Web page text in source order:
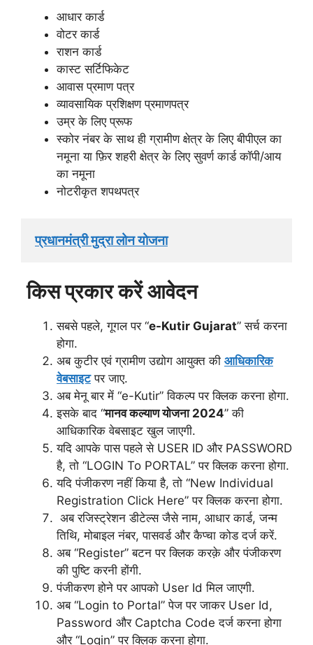
आधार कार्ड
वोटर कार्ड
राशन कार्ड
कास्ट सर्टिफिकेट
आवास प्रमाण पत्र
व्यावसायिक प्रशिक्षण प्रमाणपत्र
उम्र के लिए प्रूफ
स्कोर नंबर के साथ ही ग्रामीण क्षेत्र के लिए बीपीएल का
नमूना या फ़िर शहरी क्षेत्र के लिए सुवर्ण कार्ड कॉपी/आय
का नमूना
नोटरीकृत शपथपत्र
प्रधानमंत्री मुद्रा लोन योजना
किस प्रकार करें आवेदन
सबसे पहले, गूगल पर “e-Kutir Gujarat” सर्च करना
होगा.
अब कुटीर एवं ग्रामीण उद्योग आयुक्त की आधिकारिक
वेबसाइटपर जाए.
अब मेनू बार में “e-Kutir” विकल्प पर क्लिक करना होगा.
इसके बाद “मानव कल्याण योजना 2024” की
आधिकारिक वेबसाइट खुल जाएगी.
यदि आपके पास पहले से USER ID और PASSWORD
है, तो “LOGIN To PORTAL” पर क्लिक करना होगा.
यदि पंजीकरण नहीं किया है, तो “New Individual
Registration Click Here” पर क्लिक करना होगा.
अब रजिस्ट्रेशन डीटेल्स जैसे नाम, आधार कार्ड, जन्म
तिथि, मोबाइल नंबर, पासवर्ड और कैप्चा कोड दर्ज करें.
अब “Register” बटन पर क्लिक करक़े और पंजीकरण
की पुष्टि करनी होंगी.
पंजीकरण होने पर आपको User Id मिल जाएगी.
अब “Login to Portal” पेज पर जाकर User Id,
Password और Captcha Code दर्ज करना होगा
और “Login” पर क्लिक करना होगा.